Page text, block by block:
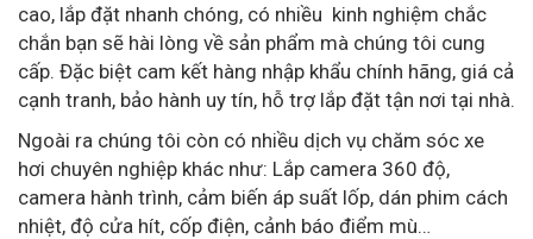
cao, lắp đặt nhanh chóng, có nhiều kinh nghiệm chắc
chắn bạn sẽ hài lòng về sản phẩm mà chúng tôi cung
cấp. Đặc biệt cam kết hàng nhập khẩu chính hãng, giá cả
cạnh tranh, bảo hành uy tín, hỗ trợ lắp đặt tận nơi tại nhà.
Ngoài ra chúng tôi còn có nhiều dịch vụ chăm sóc xe
hơi chuyên nghiệp khác như: Lắp camera 360 độ,
camera hành trình, cảm biến áp suất lốp, dán phim cách
nhiệt, độ cửa hít, cốp điện, cảnh báo điểm mù…